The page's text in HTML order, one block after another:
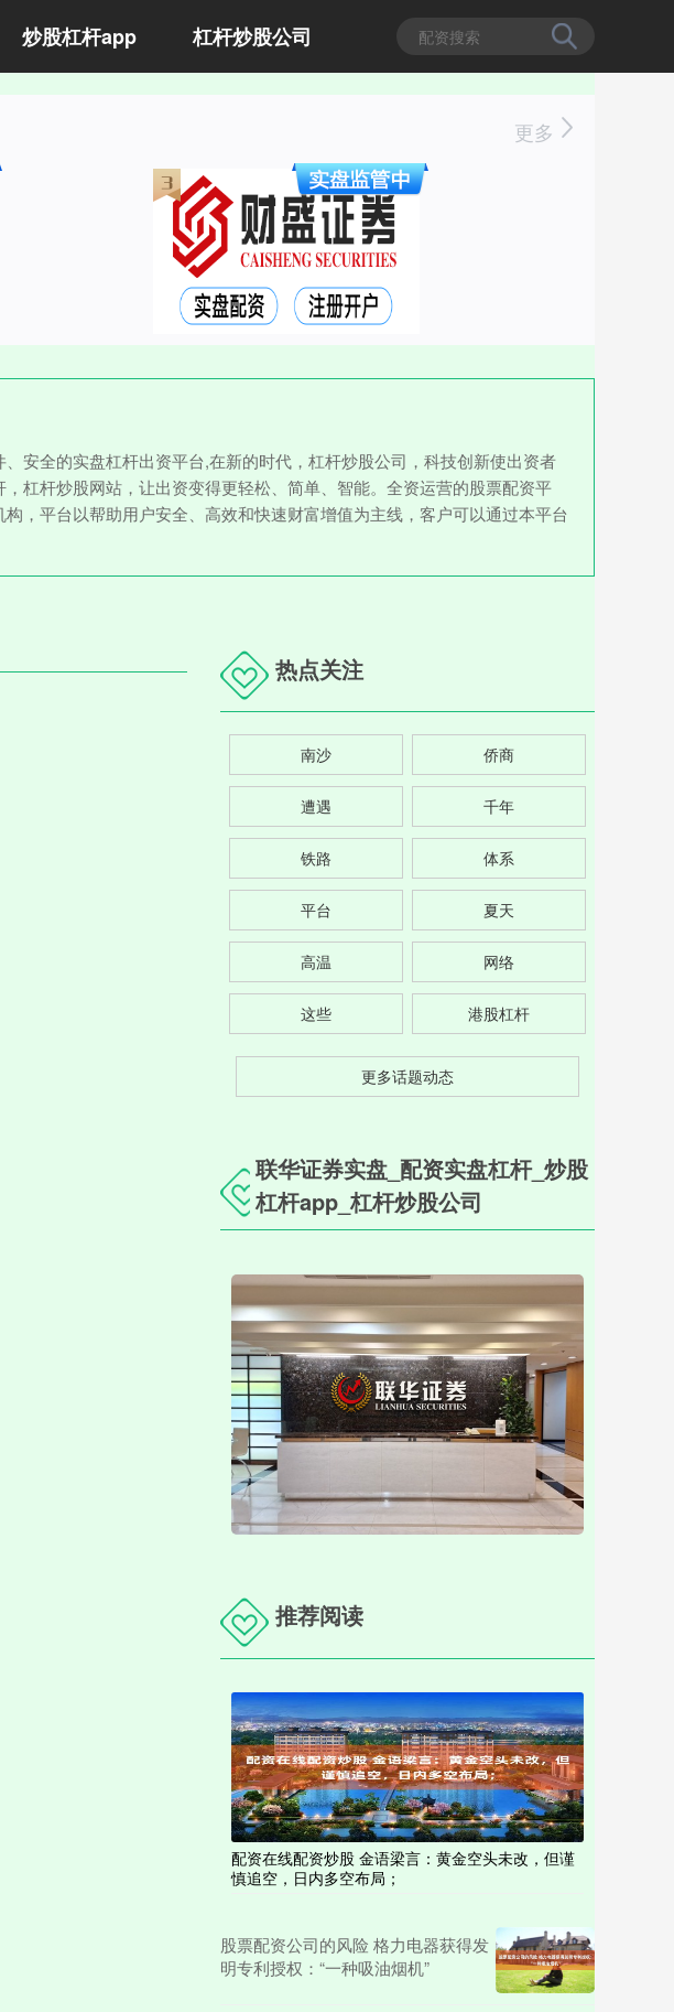
炒股杠杆app 杠杆炒股公司
更多
安全的实盘杠杆出资平台,在新的时代，杠杆炒股公司，科技创新使出资者
杠杆炒股网站，让出资变得更轻松、简单、智能。全资运营的股票配资平
，平台以帮助用户安全、高效和快速财富增值为主线，客户可以通过本平台
热点关注
南沙 侨商
遭遇 千年
铁路 体系
平台 夏天
高温 网络
这些 港股杠杆
更多话题动态
联华证券实盘_配资实盘杠杆_炒股
杠杆app_杠杆炒股公司
推荐阅读
配资在线配资炒股 金语梁言：黄金空头未改，但谨
慎追空，日内多空布局；
股票配资公司的风险 格力电器获得发
明专利授权：“一种吸油烟机”